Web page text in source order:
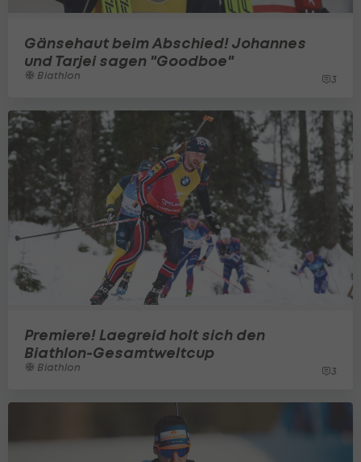
Gänsehaut beim Abschied! Johannes
und Tarjei sagen "Goodboe"
Biathlon 3
Premiere! Laegreid holt sich den
Biathlon-Gesamtweltcup
Biathlon 3